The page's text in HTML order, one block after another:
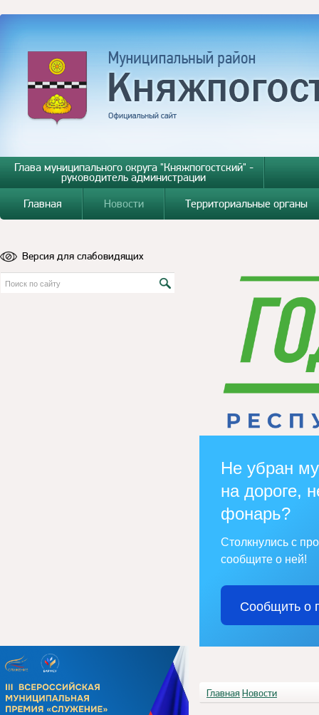
Глава муниципального округа "Княжпогостский" -
руководитель администрации
Главная
Новости Территориальные органы
Версия для слабовидящих
Не убран
на дороге,
фонарь?
Столкнулись с
сообщите о ней!
Сообщить о
Главная Новости